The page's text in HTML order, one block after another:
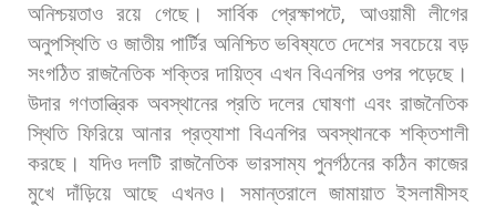
অনিশ্চয়তাও রয়ে গেছে। সার্বিক প্রেক্ষাপটে, আওয়ামী লীগের
অনুপস্থিতি ও জাতীয় পার্টির অনিশ্চিত ভবিষ্যতে দেশের সবচেয়ে বড়
সংগঠিত রাজনৈতিক শক্তির দায়িত্ব এখন বিএনপির ওপর পড়েছে।
উদার গণতান্ত্রিক অবস্থানের প্রতি দলের ঘোষণা এবং রাজনৈতিক
স্থিতি ফিরিয়ে আনার প্রত্যাশা বিএনপির অবস্থানকে শক্তিশালী
করছে। যদিও দলটি রাজনৈতিক ভারসাম্য পুনর্গঠনের কঠিন কাজের
মুখে দাঁড়িয়ে আছে এখনও। সমান্তরালে জামায়াত ইসলামীসহ